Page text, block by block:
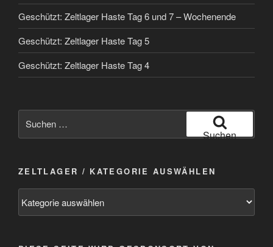
Geschützt: Zeltlager Haste Tag 6 und 7 – Wochenende
Geschützt: Zeltlager Haste Tag 5
Geschützt: Zeltlager Haste Tag 4
nach:
Suchen
ZELTLAGER / KATEGORIE AUSWÄHLEN